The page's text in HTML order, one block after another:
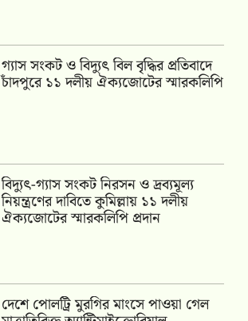
গ্যাস সংকট ও বিদ্যুৎ বিল বৃদ্ধির প্রতিবাদে
চাঁদপুরে ১১ দলীয় ঐক্যজোটের স্মারকলিপি
‎বিদ্যুৎ-গ্যাস সংকট নিরসন ও দ্রব্যমূল্য
নিয়ন্ত্রণের দাবিতে কুমিল্লায় ১১ দলীয়
ঐক‍্যজোটের স্মারকলিপি প্রদান
দেশে পোলট্রি মুরগির মাংসে পাওয়া গেল